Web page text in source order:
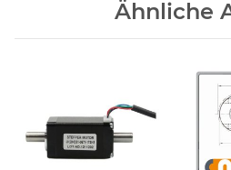
Ähnliche